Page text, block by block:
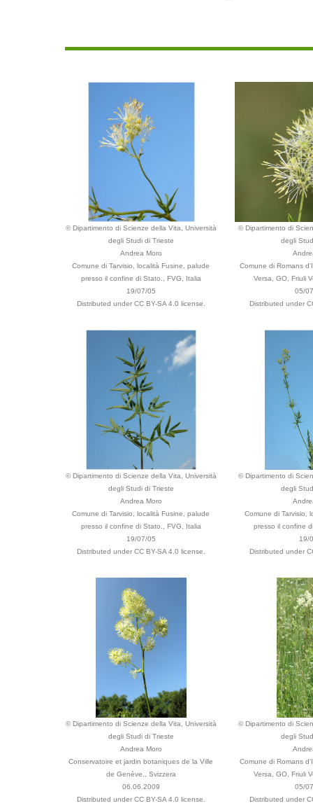
© Dipartimento di Scienze della Vita, Università
degli Studi di Trieste
Andrea Moro
Comune di Tarvisio, località Fusine, palude
presso il confine di Stato., FVG, Italia
19/07/05
Distributed under CC BY-SA 4.0 license.
© Dipartimento di
degli
Comune di Romans
Versa, GO, Friuli
05/
Distributed under
© Dipartimento di Scienze della Vita, Università
degli Studi di Trieste
Andrea Moro
Comune di Tarvisio, località Fusine, palude
presso il confine di Stato., FVG, Italia
19/07/05
Distributed under CC BY-SA 4.0 license.
© Dipartimento di
degli
Comune di Tarvisio,
presso il confine
19/
Distributed under
© Dipartimento di Scienze della Vita, Università
degli Studi di Trieste
Andrea Moro
Conservatoire et jardin botaniques de la Ville
de Genève., Svizzera
06.06.2009
Distributed under CC BY-SA 4.0 license.
© Dipartimento di
degli
Comune di Romans
Versa, GO, Friuli
05/
Distributed under